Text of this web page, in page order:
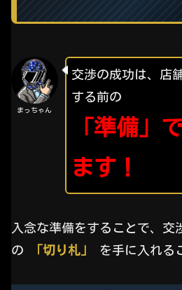
まっちゃん
交渉の成功は、店
する前の
「準備」
ます！
入念な準備をすることで、交
の 「切り札」 を手に入れる